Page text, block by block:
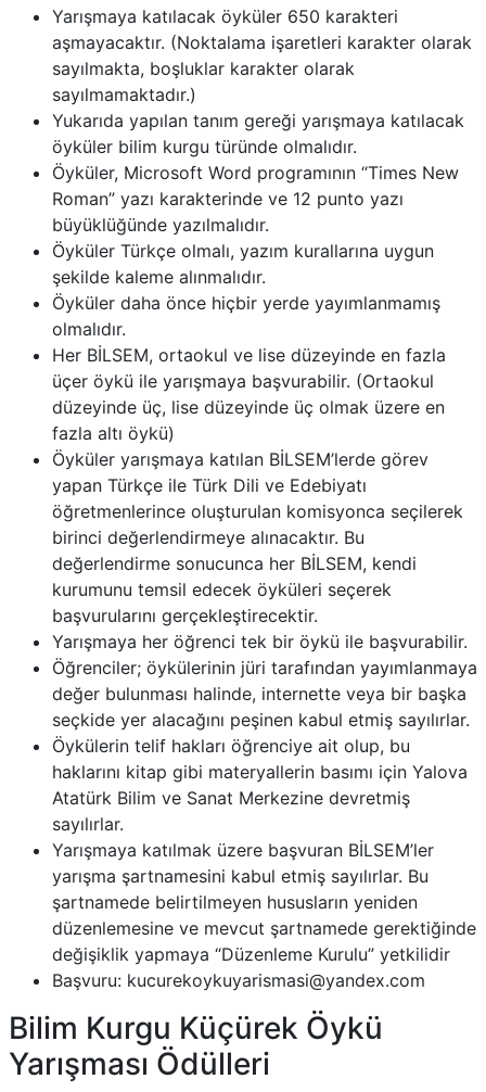
Yarışmaya katılacak öyküler 650 karakteri
aşmayacaktır. (Noktalama işaretleri karakter olarak
sayılmakta, boşluklar karakter olarak
sayılmamaktadır.)
Yukarıda yapılan tanım gereği yarışmaya katılacak
öyküler bilim kurgu türünde olmalıdır.
Öyküler, Microsoft Word programının “Times New
Roman” yazı karakterinde ve 12 punto yazı
büyüklüğünde yazılmalıdır.
Öyküler Türkçe olmalı, yazım kurallarına uygun
şekilde kaleme alınmalıdır.
Öyküler daha önce hiçbir yerde yayımlanmamış
olmalıdır.
Her BİLSEM, ortaokul ve lise düzeyinde en fazla
üçer öykü ile yarışmaya başvurabilir. (Ortaokul
düzeyinde üç, lise düzeyinde üç olmak üzere en
fazla altı öykü)
Öyküler yarışmaya katılan BİLSEM’lerde görev
yapan Türkçe ile Türk Dili ve Edebiyatı
öğretmenlerince oluşturulan komisyonca seçilerek
birinci değerlendirmeye alınacaktır. Bu
değerlendirme sonucunca her BİLSEM, kendi
kurumunu temsil edecek öyküleri seçerek
başvurularını gerçekleştirecektir.
Yarışmaya her öğrenci tek bir öykü ile başvurabilir.
Öğrenciler; öykülerinin jüri tarafından yayımlanmaya
değer bulunması halinde, internette veya bir başka
seçkide yer alacağını peşinen kabul etmiş sayılırlar.
Öykülerin telif hakları öğrenciye ait olup, bu
haklarını kitap gibi materyallerin basımı için Yalova
Atatürk Bilim ve Sanat Merkezine devretmiş
sayılırlar.
Yarışmaya katılmak üzere başvuran BİLSEM’ler
yarışma şartnamesini kabul etmiş sayılırlar. Bu
şartnamede belirtilmeyen hususların yeniden
düzenlemesine ve mevcut şartnamede gerektiğinde
değişiklik yapmaya “Düzenleme Kurulu” yetkilidir
Başvuru: kucurekoykuyarismasi@yandex.com
Bilim Kurgu Küçürek Öykü
Yarışması Ödülleri